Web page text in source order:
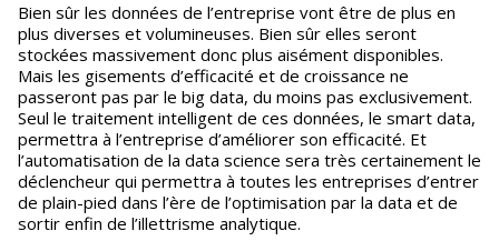
Bien sûr les données de l’entreprise vont être de plus en
plus diverses et volumineuses. Bien sûr elles seront
stockées massivement donc plus aisément disponibles.
Mais les gisements d’efficacité et de croissance ne
passeront pas par le big data, du moins pas exclusivement.
Seul le traitement intelligent de ces données, le smart data,
permettra à l’entreprise d’améliorer son efficacité. Et
l’automatisation de la data science sera très certainement le
déclencheur qui permettra à toutes les entreprises d’entrer
de plain-pied dans l’ère de l’optimisation par la data et de
sortir enfin de l’illettrisme analytique.